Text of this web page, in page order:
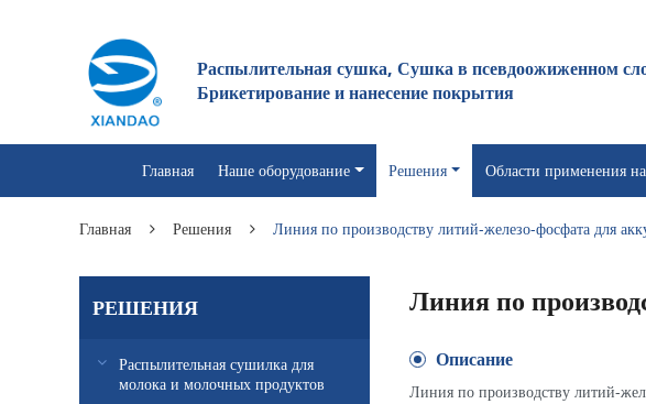
Распылительная сушка, Сушка в псевдоожиженном
Брикетирование и нанесение покрытия
Главная Наше оборудование Решения Области применения
Главная Решения Линия по производству литий-железо-фосфата для
Линия по
Описание
Линия по производству литий-
РЕШЕНИЯ
Распылительная сушилка для
молока и молочных продуктов